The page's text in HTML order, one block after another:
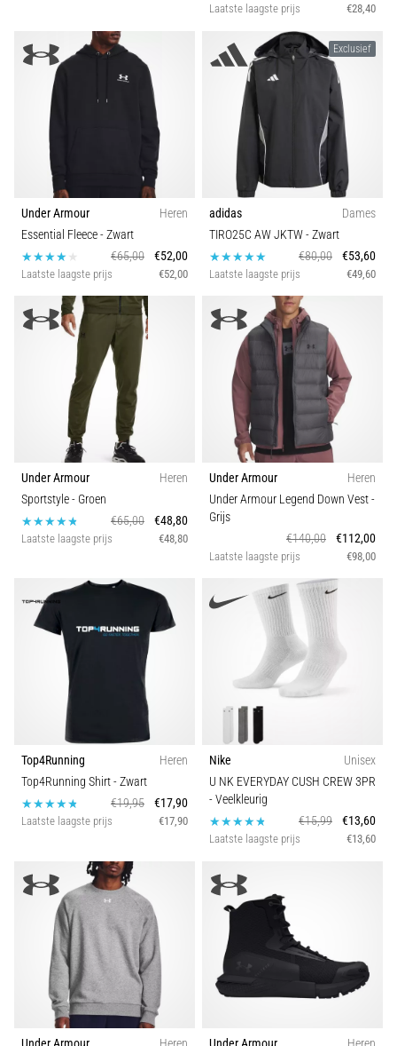
Laatste laagste prijs €28,40
Under Armour
Heren
Essential Fleece- Zwart
€65,00
€52,00
Laatste laagste prijs €52,00
Exclusief
adidas
Dames
TIRO25C AW JKTW- Zwart
€80,00
€53,60
Laatste laagste prijs €49,60
Under Armour
Heren
Sportstyle- Groen
€65,00
€48,80
Laatste laagste prijs €48,80
Under Armour
Heren
Under Armour Legend Down Vest-
Grijs
€140,00
€112,00
Laatste laagste prijs €98,00
Top4Running
Heren
Top4Running Shirt- Zwart
€19,95
€17,90
Laatste laagste prijs €17,90
Nike
Unisex
U NK EVERYDAY CUSH CREW 3PR
- Veelkleurig
€15,99
€13,60
Laatste laagste prijs €13,60